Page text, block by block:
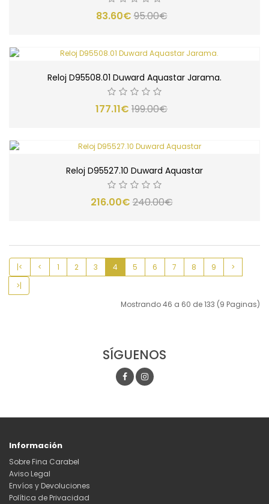
83.60€95.00€
Reloj D95508.01 Duward Aquastar Jarama.
177.11€ 199.00€
Reloj D95527.10 Duward Aquastar
216.00€240.00€
|< < 1 2 3 4 5 6 7 8 9
>
>|
Mostrando 46 a 60 de 133 (9 Paginas)
SÍGUENOS
Información
Sobre Fina Carabel
Aviso Legal
Envíos y Devoluciones
Política de Privacidad